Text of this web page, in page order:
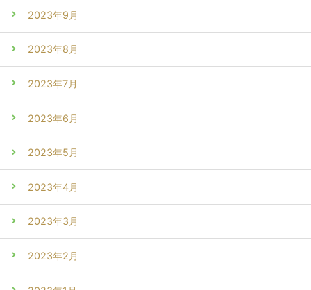
2023年9月
2023年8月
2023年7月
2023年6月
2023年5月
2023年4月
2023年3月
2023年2月